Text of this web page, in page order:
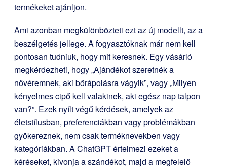
termékeket ajánljon.
Ami azonban megkülönbözteti ezt az új modellt, az a
beszélgetés jellege. A fogyasztóknak már nem kell
pontosan tudniuk, hogy mit keresnek. Egy vásárló
megkérdezheti, hogy „Ajándékot szeretnék a
nővéremnek, aki bőrápolásra vágyik”, vagy „Milyen
kényelmes cipő kell valakinek, aki egész nap talpon
van?”. Ezek nyílt végű kérdések, amelyek az
életstílusban, preferenciákban vagy problémákban
gyökereznek, nem csak terméknevekben vagy
kategóriákban. A ChatGPT értelmezi ezeket a
kéréseket, kivonja a szándékot, majd a megfelelő